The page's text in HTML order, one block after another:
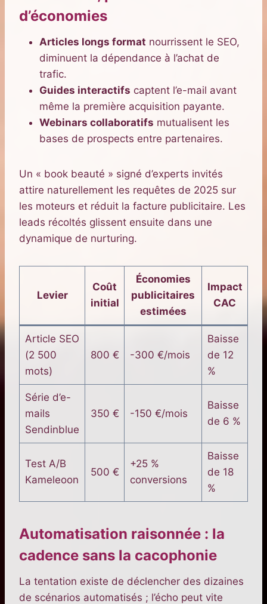
d’économies
Articles longs format nourrissent le SEO,
diminuent la dépendance à l’achat de
trafic.
Guides interactifs captent l’e-mail avant
même la première acquisition payante.
Webinars collaboratifs mutualisent les
bases de prospects entre partenaires.
Un « book beauté » signé d’experts invités
attire naturellement les requêtes de 2025 sur
les moteurs et réduit la facture publicitaire. Les
leads récoltés glissent ensuite dans une
dynamique de nurturing.
Levier
Coût
initial
Économies
publicitaires
estimées
Impact
CAC
Article SEO
(2 500
mots)
800 € -300 €/mois
Baisse
de 12
%
Série d’e-
mails
Sendinblue
350 € -150 €/mois
Baisse
de 6 %
Test A/B
Kameleoon
500 €
+25 %
conversions
Baisse
de 18
%
Automatisation raisonnée : la
cadence sans la cacophonie
La tentation existe de déclencher des dizaines
de scénarios automatisés ; l’écho peut vite